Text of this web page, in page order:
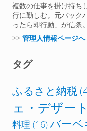
複数の仕事を掛け持ち
行に勤しむ。元バック
ったら即行動」が信条。
>> 管理人情報ページへ
タグ
ふるさと納税
ェ・デザート
料理 (16)バーベ